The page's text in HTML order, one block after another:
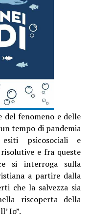
fenomeno e delle
tempo di pandemia
psicosociali e
e fra queste
si interroga sulla
a partire dalla
che la salvezza sia
riscoperta della
Io”.